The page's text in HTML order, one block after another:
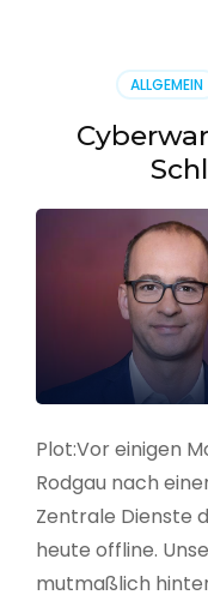
ALLGEMEIN
Plot:Vor einigen
Rodgau nach
Zentrale Dienste
heute offline.
mutmaßlich